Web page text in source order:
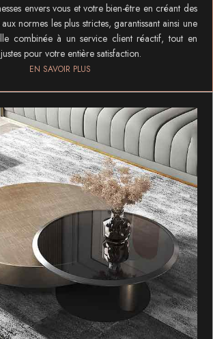
envers vous et votre bien-être en créant des
normes les plus strictes, garantissant ainsi une
combinée à un service client réactif, tout en
pour votre entière satisfaction.
EN SAVOIR PLUS